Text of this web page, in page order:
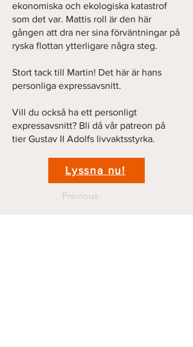
ekonomiska och ekologiska katastrof
som det var. Mattis roll är den här
gången att dra ner sina förväntningar på
ryska flottan ytterligare några steg.
Stort tack till Martin! Det här är hans
personliga expressavsnitt.
Vill du också ha ett personligt
expressavsnitt? Bli då vår patreon på
tier Gustav II Adolfs livvaktsstyrka.
Lyssna nu!
Previous